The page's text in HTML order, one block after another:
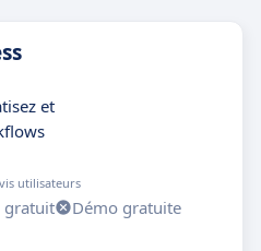
et
utilisateurs
gratuit
Démo gratuite